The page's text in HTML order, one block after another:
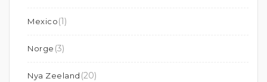
Mexico(1)
Norge (3)
Nya Zeeland (20)